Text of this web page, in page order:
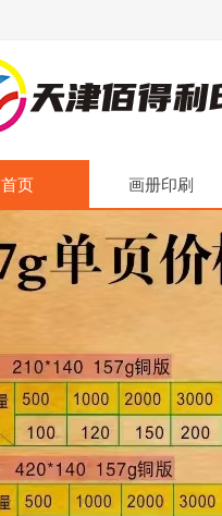
首页 画册印刷